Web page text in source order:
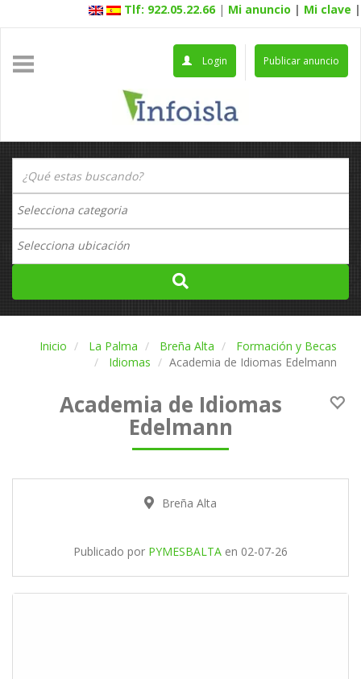
Tlf: 922.05.22.66 | Mi anuncio | Mi clave |
Publicar anuncio
Login
Inicio La Palma Breña Alta
Formación y Becas
Idiomas
Academia de Idiomas Edelmann
Academia de Idiomas
Edelmann
Breña Alta
Publicado por PYMESBALTA en 02-07-26